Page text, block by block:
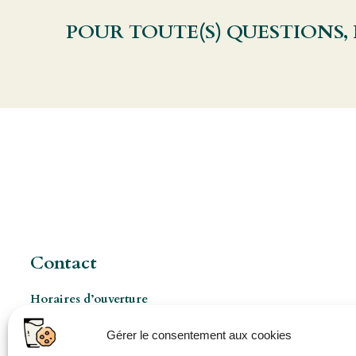
Gérer le consentement aux cookies
POUR TOUTE(S)
Contact
Horaires d’ouverture
Les Mercredis de 8h à 17h
Ouverture pro à 8h 5jours/7 (sur rendez-vous)